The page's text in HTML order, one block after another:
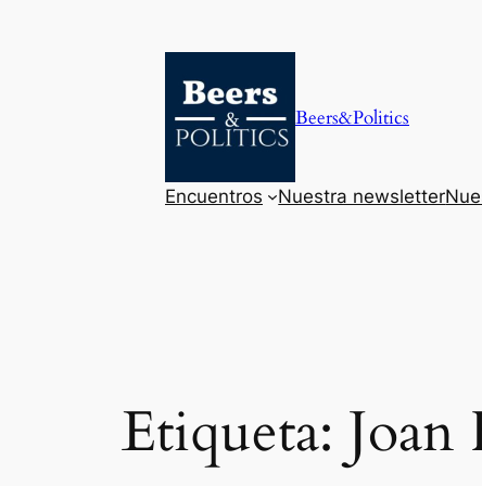
Beers&Politics
Encuentros Nuestra newsletter
Etiqueta: Joan